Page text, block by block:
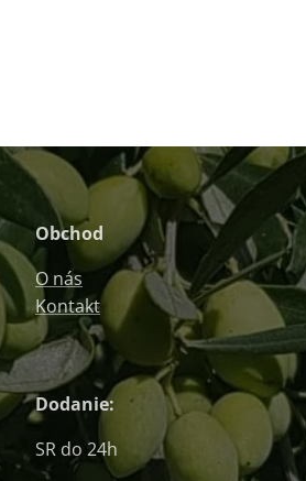
Obchod
O nás
Kontakt
Dodanie:
SR do 24h